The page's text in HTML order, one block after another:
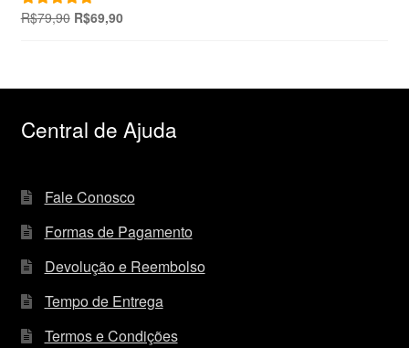
Avaliação
R$79,90 O
R$69,90O
Central de Ajuda
Fale Conosco
Formas de Pagamento
Devolução e Reembolso
Tempo de Entrega
Termos e Condições